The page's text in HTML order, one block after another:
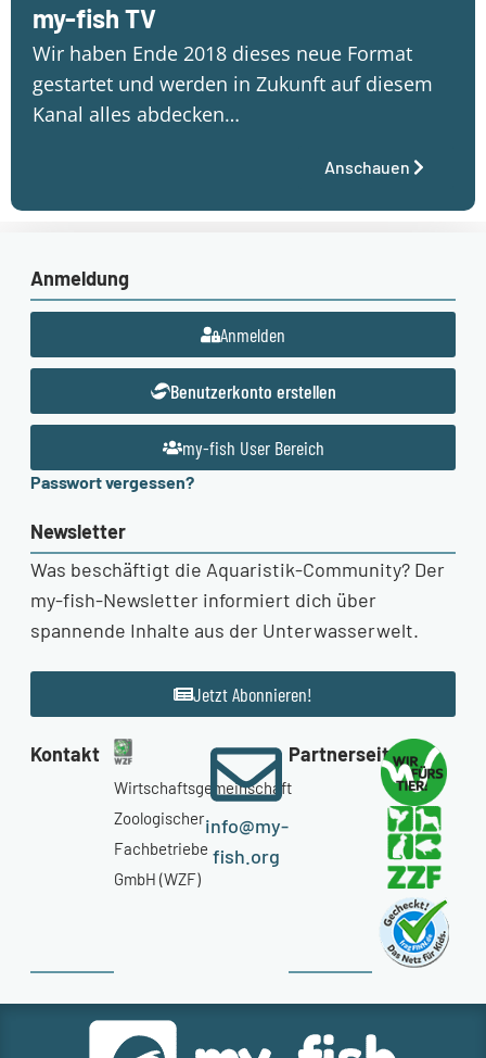
my-fish TV
Wir haben Ende 2018 dieses neue Format
gestartet und werden in Zukunft auf diesem
Kanal alles abdecken…
Anschauen
Anmeldung
Anmelden
Benutzerkonto erstellen
my-fish User Bereich
Passwort vergessen?
Newsletter
Was beschäftigt die Aquaristik-Community? Der
my-fish-Newsletter informiert dich über
spannende Inhalte aus der Unterwasserwelt.
Jetzt Abonnieren!
Kontakt
Wirtschaftsgemeinschaft
Zoologischer
Fachbetriebe
GmbH (WZF)
info@my-
fish.org
Partnerseiten